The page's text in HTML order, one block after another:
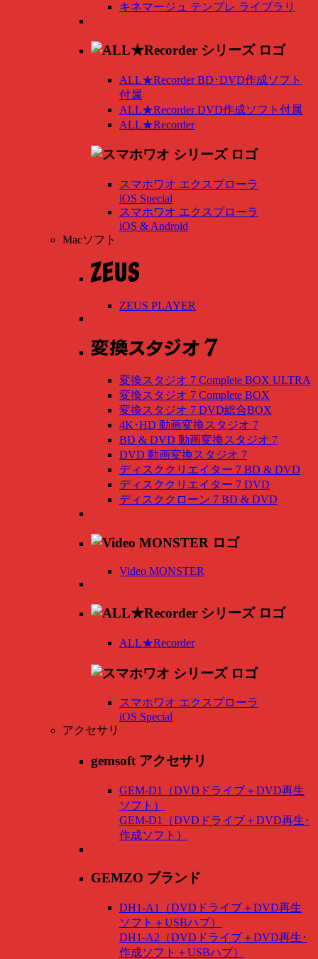
キネマージュ テンプレ ライブラリ
ALL★Recorder BD･DVD作成ソフト
付属
ALL★Recorder DVD作成ソフト付属
ALL★Recorder
スマホワオ エクスプローラ
iOS Special
スマホワオ エクスプローラ
iOS & Android
Macソフト
ZEUS PLAYER
変換スタジオ 7 Complete BOX ULTRA
変換スタジオ 7 Complete BOX
変換スタジオ 7 DVD総合BOX
4K･HD 動画変換スタジオ 7
BD & DVD 動画変換スタジオ 7
DVD 動画変換スタジオ 7
ディスククリエイター 7 BD & DVD
ディスククリエイター 7 DVD
ディスククローン 7 BD & DVD
Video MONSTER
ALL★Recorder
スマホワオ エクスプローラ
iOS Special
アクセサリ
gemsoft アクセサリ
GEM-D1（DVDドライブ＋DVD再生
ソフト）
GEM-D1（DVDドライブ＋DVD再生･
作成ソフト）
GEMZO ブランド
DH1-A1（DVDドライブ＋DVD再生
ソフト＋USBハブ）
DH1-A2（DVDドライブ＋DVD再生･
作成ソフト＋USBハブ）